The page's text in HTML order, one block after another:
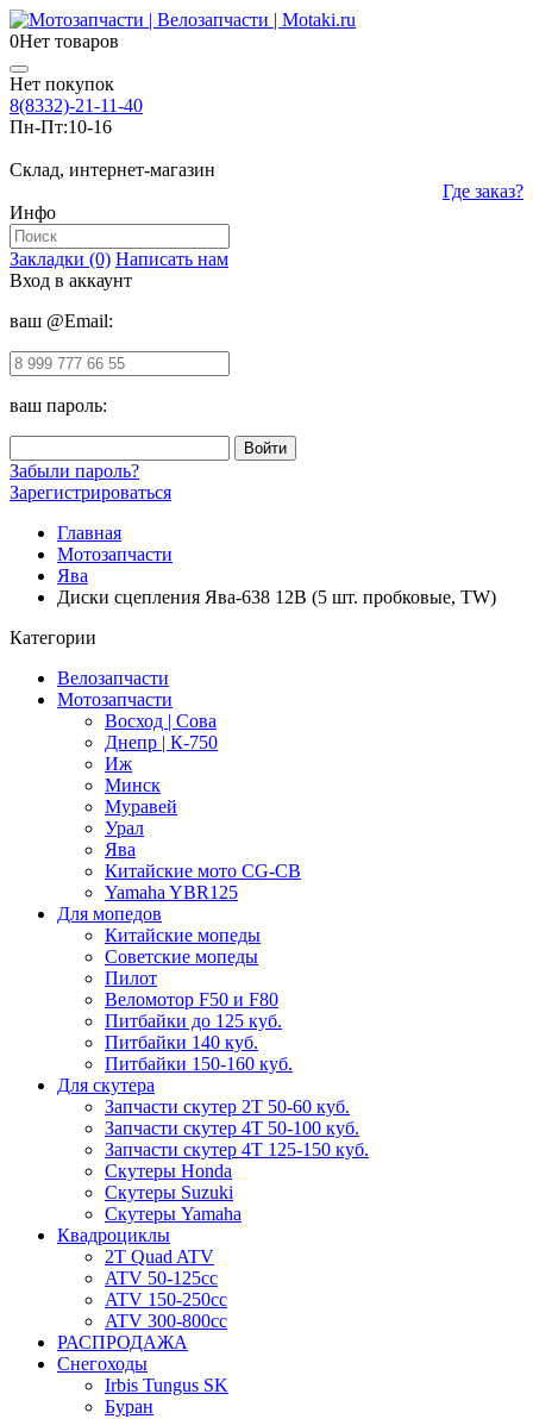
0Нет товаров
Нет покупок
8(8332)-21-11-40
Пн-Пт:10-16
Склад, интернет-магазин
Где заказ?
Инфо
Закладки (0) Написать нам
Вход в аккаунт
ваш @Email:
ваш пароль:
Забыли пароль?
Зарегистрироваться
Главная
Мотозапчасти
Ява
Диски сцепления Ява-638 12В (5 шт. пробковые, TW)
Категории
Велозапчасти
Мотозапчасти
Восход | Сова
Днепр | К-750
Иж
Минск
Муравей
Урал
Ява
Китайские мото CG-CB
Yamaha YBR125
Для мопедов
Китайские мопеды
Советские мопеды
Пилот
Веломотор F50 и F80
Питбайки до 125 куб.
Питбайки 140 куб.
Питбайки 150-160 куб.
Для скутера
Запчасти скутер 2Т 50-60 куб.
Запчасти скутер 4Т 50-100 куб.
Запчасти скутер 4Т 125-150 куб.
Скутеры Honda
Скутеры Suzuki
Скутеры Yamaha
Квадроциклы
2T Quad ATV
ATV 50-125cc
ATV 150-250cc
ATV 300-800cc
РАСПРОДАЖА
Снегоходы
Irbis Tungus SK
Буран